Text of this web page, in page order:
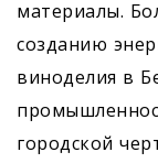
материалы.
созданию
виноделия в
городской